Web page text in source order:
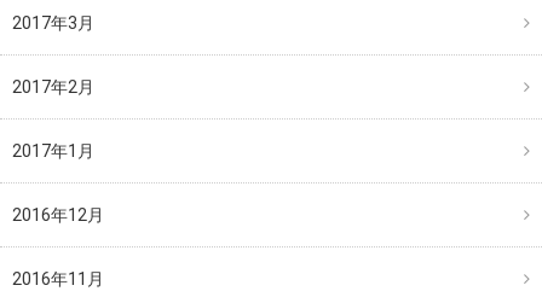
2017年3月
2017年2月
2017年1月
2016年12月
2016年11月